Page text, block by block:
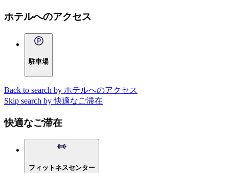
ホテルへのアクセス
駐車場
Back to search by ホテルへのアクセス
Skip search by 快適なご滞在
快適なご滞在
フィットネスセンター